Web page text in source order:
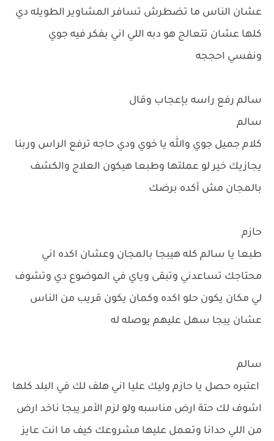
عشان الناس ما تضطرش تسافر المشاوير الطويله دي
كلها عشان تتعالج هو دبه اللي اني بفكر فيه جوي
ونفسي احججه
سالم رفع راسه بإعجاب وقال
سالم
كلام جميل جوي والله يا خوي ودي حاجه ترفع الراس وربنا
يجازيك خير لو عملتها وطبعا هيكون العلاج والكشف
بالمجان مش أكده برضك
حازم
طبعا يا سالم كله هيبجا بالمجان وعشان اكده اني
محتاجك تساعدني وتبقى وياي في الموضوع دي وتشوف
لي مكان يكون حلو اكده وكمان يكون قريب من الناس
عشان يبجا سهل عليهم يوصله له
سالم
اعتبره حصل يا حازم وليك عليا اني هلف لك في البلد كلها
اشوف لك حتة ارض مناسبه ولو لزم الأمر يبجا ناخد ارض
من اللي حدانا وتعمل عليها مشروعك كيف ما انت عايز